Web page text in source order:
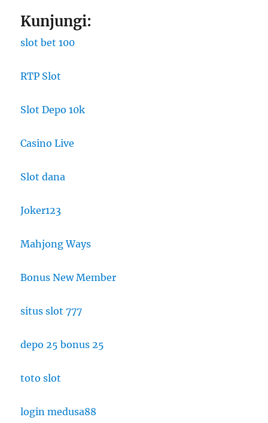
Kunjungi:
slot bet 100
RTP Slot
Slot Depo 10k
Casino Live
Slot dana
Joker123
Mahjong Ways
Bonus New Member
situs slot 777
depo 25 bonus 25
toto slot
login medusa88